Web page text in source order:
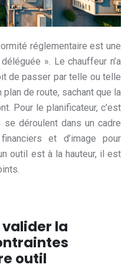
réglementaire est une
». Le chauffeur n’a
de passer par telle ou telle
de route, sachant que la
Pour le planificateur, c’est
se déroulent dans un cadre
et d’image pour
outil est à la hauteur, il est
valider la
outil